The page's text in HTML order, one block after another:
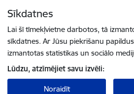
Sīkdatnes
Lai šī tīmekļvietne darbotos, tā
sīkdatnes. Ar Jūsu piekrišanu
izmantotas statistikas un sociālo
Lūdzu, atzīmējiet savu izvēli:
Noraidīt